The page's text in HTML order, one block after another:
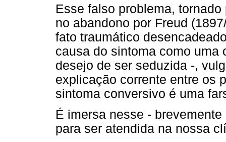
Esse falso problema,
no abandono por Freud
fato traumático
causa do sintoma como uma
desejo de ser seduzida -,
explicação corrente entre os
sintoma conversivo é uma
É imersa nesse -
para ser atendida na nossa